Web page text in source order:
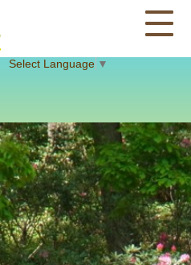
Select Language ▼